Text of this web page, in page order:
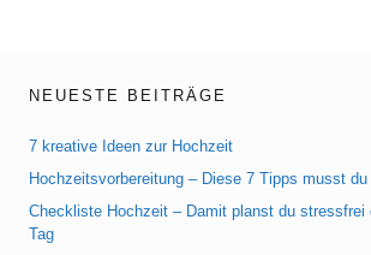
NEUESTE BEITRÄGE
7 kreative Ideen zur Hochzeit
Hochzeitsvorbereitung – Diese 7 Tipps musst
Checkliste Hochzeit – Damit planst du stressfrei
Tag